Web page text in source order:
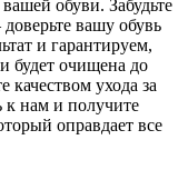
обуви. Забудьте
вашу обувь
и гарантируем,
будет очищена до
ухода за
нам и получите
оправдает все